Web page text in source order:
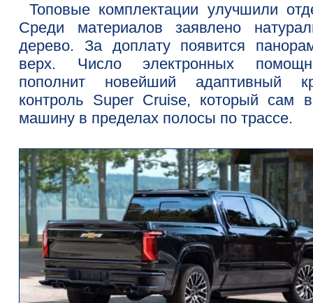
Топовые комплектации улучшили
Среди материалов заявлено
дерево. За доплату появится
верх. Число электронных
пополнит новейший адаптивный
контроль Super Cruise, который сам
машину в пределах полосы по трассе.